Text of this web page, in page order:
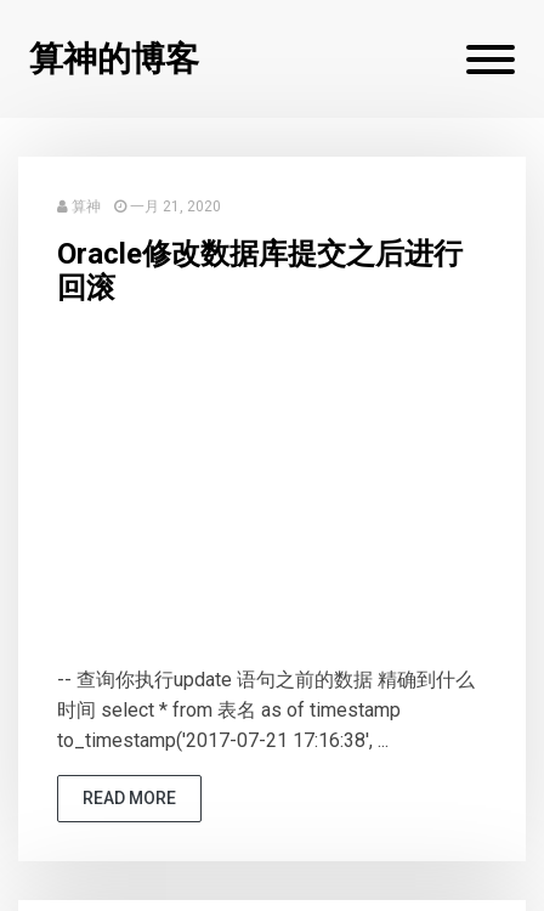
算神的博客
算神 一月 21, 2020
Oracle修改数据库提交之后进行
回滚
-- 查询你执行update 语句之前的数据 精确到什么
时间 select * from 表名 as of timestamp
to_timestamp('2017-07-21 17:16:38', ...
READ MORE